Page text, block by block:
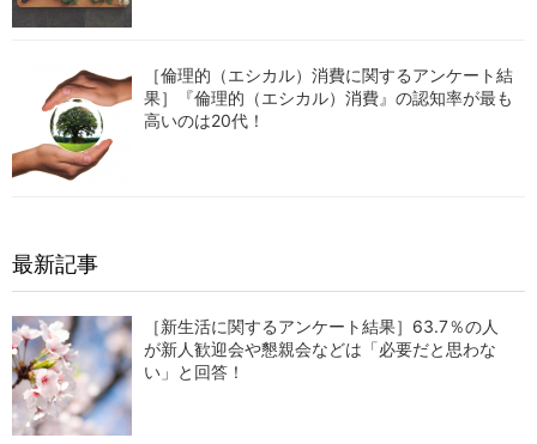
［倫理的（エシカル）消費に関するアンケート結
果］『倫理的（エシカル）消費』の認知率が最も
高いのは20代！
最新記事
［新生活に関するアンケート結果］63.7％の人
が新人歓迎会や懇親会などは「必要だと思わな
い」と回答！